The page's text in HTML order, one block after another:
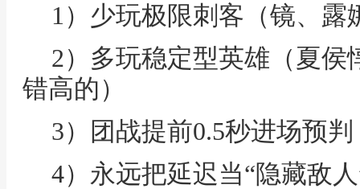
1）少玩极限刺客（镜、
2）多玩稳定型英雄（夏
错高的）
3）团战提前0.5秒进场预判
4）永远把延迟当“隐藏敌